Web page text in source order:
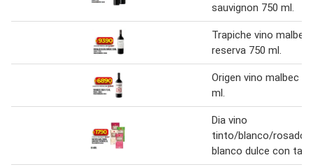
sauvignon 750 ml.
Trapiche vino malbec
reserva 750 ml.
Origen vino malbec
ml.
Dia vino
tinto/blanco/rosado/
blanco dulce con